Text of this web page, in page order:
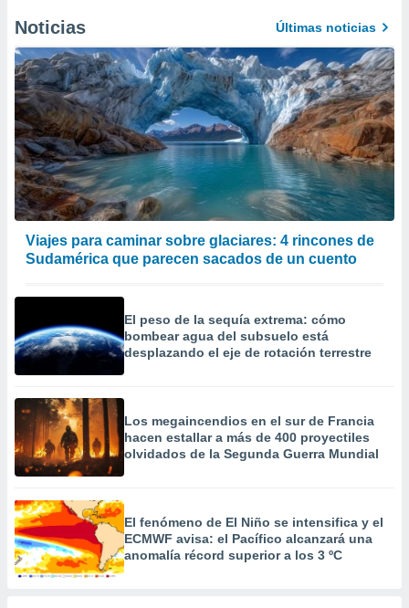
Noticias Últimas noticias
Viajes para caminar sobre glaciares: 4 rincones de
Sudamérica que parecen sacados de un cuento
El peso de la sequía extrema: cómo
bombear agua del subsuelo está
desplazando el eje de rotación terrestre
Los megaincendios en el sur de Francia
hacen estallar a más de 400 proyectiles
olvidados de la Segunda Guerra Mundial
El fenómeno de El Niño se intensifica y el
ECMWF avisa: el Pacífico alcanzará una
anomalía récord superior a los 3 ºC